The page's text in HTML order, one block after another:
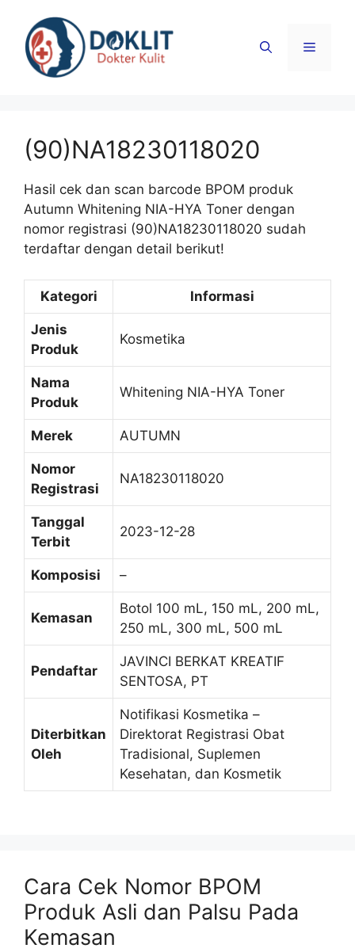
Menu
(90)NA18230118020
Hasil cek dan scan barcode BPOM produk
Autumn Whitening NIA-HYA Toner dengan
nomor registrasi (90)NA18230118020 sudah
terdaftar dengan detail berikut!
Kategori Informasi
Jenis
Produk
Kosmetika
Nama
Produk
Whitening NIA-HYA Toner
Merek AUTUMN
Nomor
Registrasi
NA18230118020
Tanggal
Terbit
2023-12-28
Komposisi –
Kemasan
Botol 100 mL, 150 mL, 200 mL,
250 mL, 300 mL, 500 mL
Pendaftar
JAVINCI BERKAT KREATIF
SENTOSA, PT
Diterbitkan
Oleh
Notifikasi Kosmetika –
Direktorat Registrasi Obat
Tradisional, Suplemen
Kesehatan, dan Kosmetik
Cara Cek Nomor BPOM
Produk Asli dan Palsu Pada
Kemasan